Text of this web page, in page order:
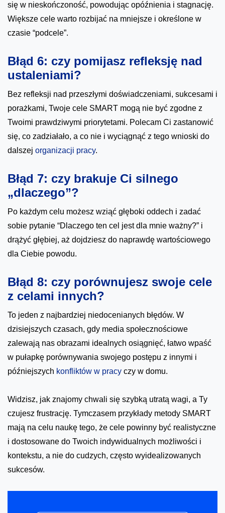
się w nieskończoność, powodując opóźnienia i stagnację.
Większe cele warto rozbijać na mniejsze i określone w
czasie “podcele”.
Błąd 6: czy pomijasz refleksję nad
ustaleniami?
Bez refleksji nad przeszłymi doświadczeniami, sukcesami i
porażkami, Twoje cele SMART mogą nie być zgodne z
Twoimi prawdziwymi priorytetami. Polecam Ci zastanowić
się, co zadziałało, a co nie i wyciągnąć z tego wnioski do
dalszej organizacji pracy.
Błąd 7: czy brakuje Ci silnego
„dlaczego”?
Po każdym celu możesz wziąć głęboki oddech i zadać
sobie pytanie “Dlaczego ten cel jest dla mnie ważny?” i
drążyć głębiej, aż dojdziesz do naprawdę wartościowego
dla Ciebie powodu.
Błąd 8: czy porównujesz swoje cele
z celami innych?
To jeden z najbardziej niedocenianych błędów. W
dzisiejszych czasach, gdy media społecznościowe
zalewają nas obrazami idealnych osiągnięć, łatwo wpaść
w pułapkę porównywania swojego postępu z innymi i
późniejszych konfliktów w pracy czy w domu.
Widzisz, jak znajomy chwali się szybką utratą wagi, a Ty
czujesz frustrację. Tymczasem przykłady metody SMART
mają na celu naukę tego, że cele powinny być realistyczne
i dostosowane do Twoich indywidualnych możliwości i
kontekstu, a nie do cudzych, często wyidealizowanych
sukcesów.